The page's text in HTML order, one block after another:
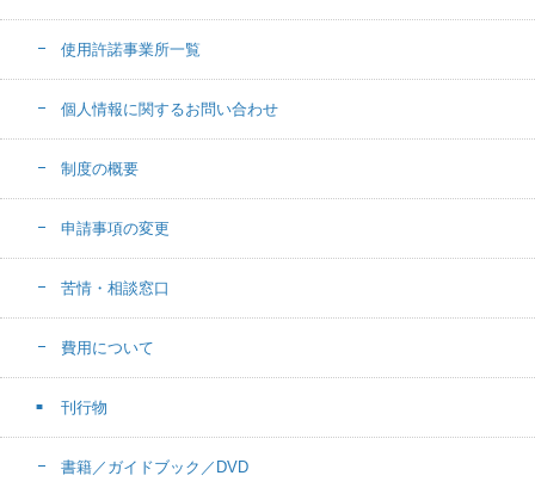
使用許諾事業所一覧
個人情報に関するお問い合わせ
制度の概要
申請事項の変更
苦情・相談窓口
費用について
刊行物
書籍／ガイドブック／DVD